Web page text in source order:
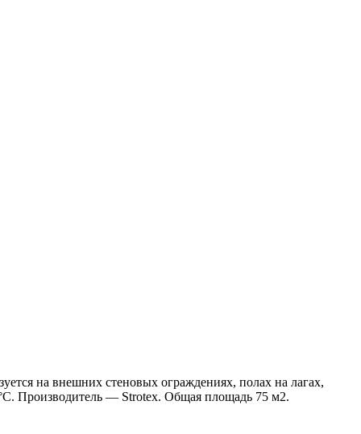
на внешних стеновых ограждениях, полах на лагах,
Производитель — Strotex. Общая площадь 75 м2.